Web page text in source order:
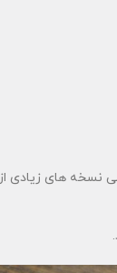
نسخه های زیادی از